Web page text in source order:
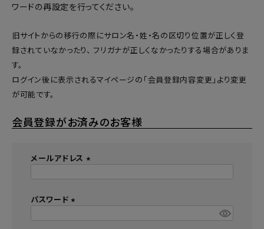
ワードの再設定を行ってください。
旧サイトからの移行の際にサロン名・姓・名の区切り位置が正しく登
録されていなかったり、 フリガナが正しくなかったりする場合がありま
す。
ログイン後に表示されるマイページの「会員登録内容変更」より変更
が可能です。
会員登録がお済みのお客様
メールアドレス
)
パスワード